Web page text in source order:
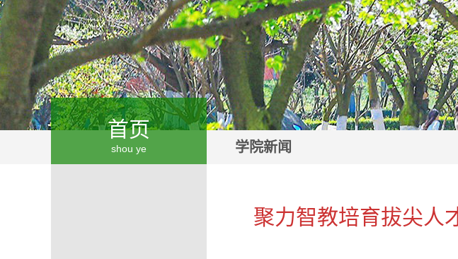
首页
shou ye 学院新闻
聚力智教培育拔尖人